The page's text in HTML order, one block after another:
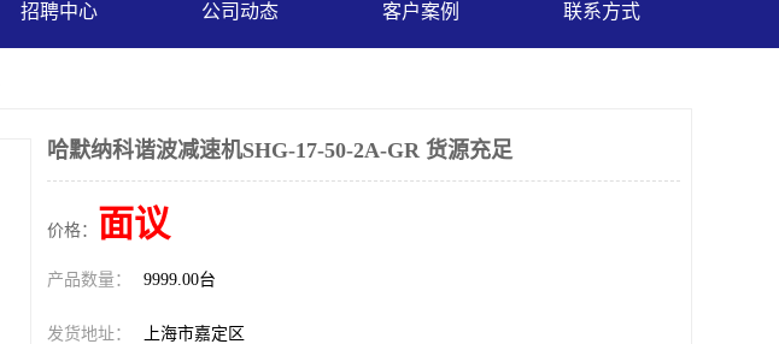
招聘中心 公司动态 客户案例 联系方式
哈默纳科谐波减速机SHG-17-50-2A-GR 货源充足
价格： 面议
产品数量： 9999.00台
发货地址： 上海市嘉定区